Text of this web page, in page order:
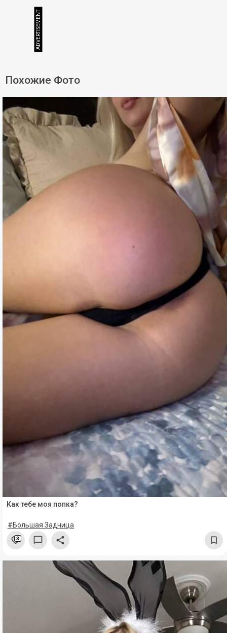
Похожие Фото
Как тебе моя попка?
#Большая Задница
3